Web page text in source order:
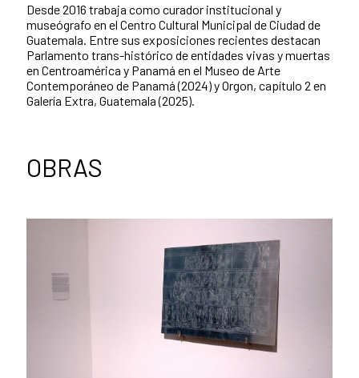
Desde 2016 trabaja como curador institucional y
museógrafo en el Centro Cultural Municipal de Ciudad de
Guatemala. Entre sus exposiciones recientes destacan
Parlamento trans-histórico de entidades vivas y muertas
en Centroamérica y Panamá en el Museo de Arte
Contemporáneo de Panamá (2024) y Orgon, capítulo 2 en
Galería Extra, Guatemala (2025).
OBRAS